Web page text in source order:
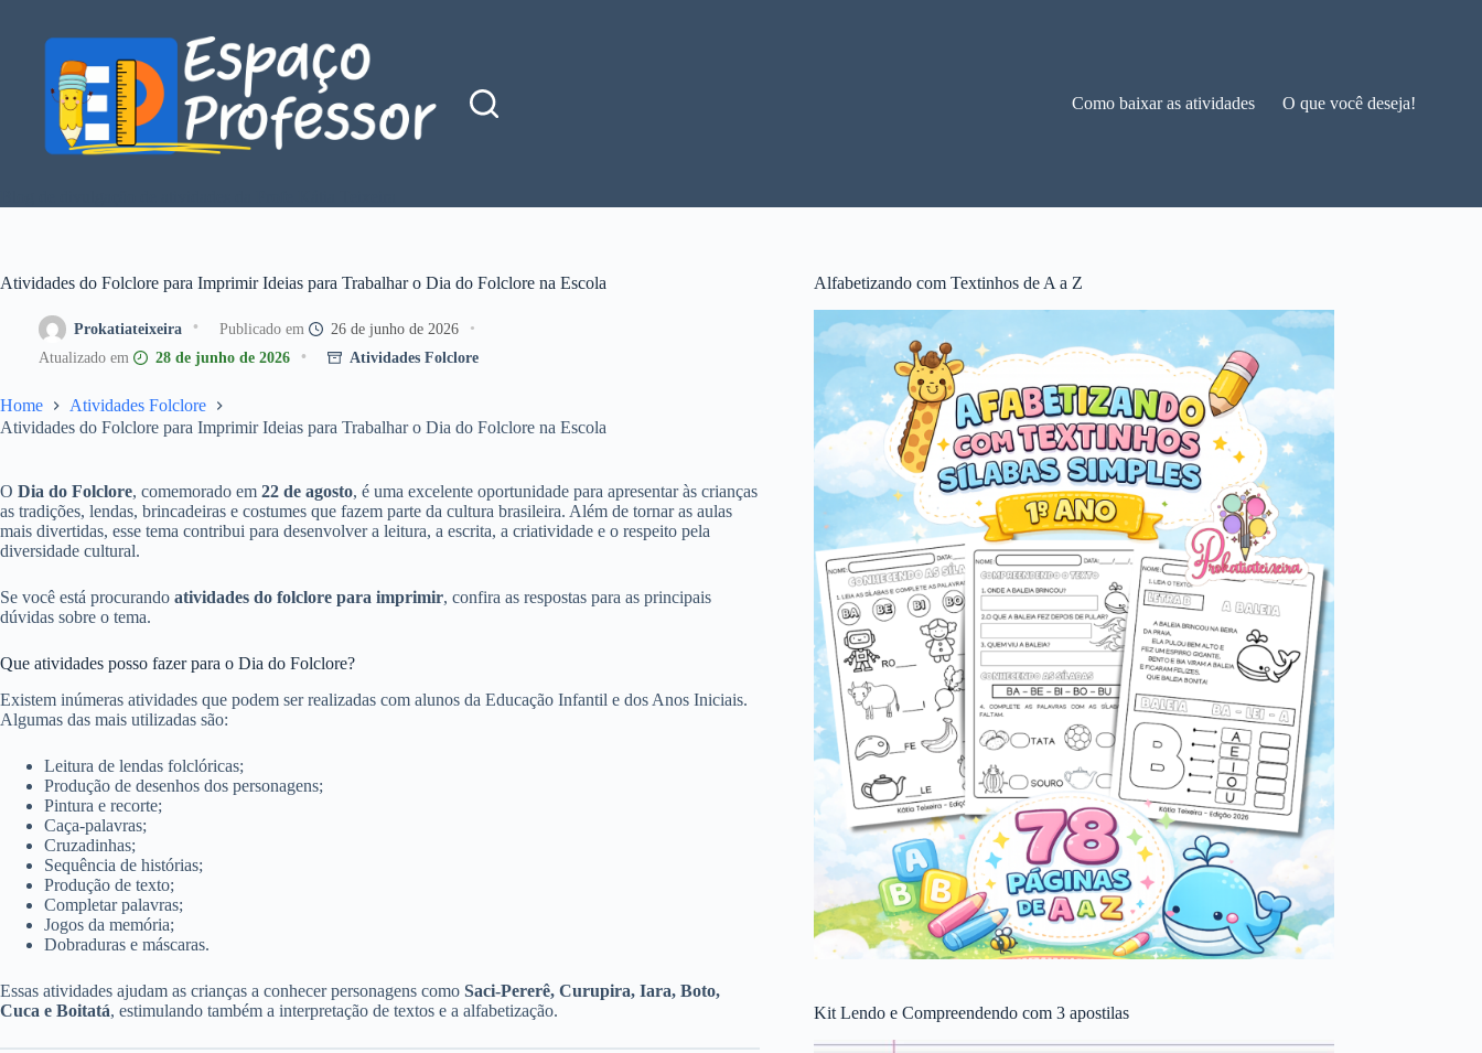
conteúdo
Como baixar as atividades O que você deseja!
Atividades do Folclore para Imprimir Ideias para Trabalhar o Dia do Folclore na Escola
Prokatiateixeira
26 de junho de 2026
28 de junho de 2026
Atividades Folclore
Home
Atividades Folclore
Atividades do Folclore para Imprimir Ideias para Trabalhar o Dia do Folclore na Escola
O Dia do Folclore, comemorado em 22 de agosto, é uma excelente oportunidade para apresentar às crianças
as tradições, lendas, brincadeiras e costumes que fazem parte da cultura brasileira. Além de tornar as aulas
mais divertidas, esse tema contribui para desenvolver a leitura, a escrita, a criatividade e o respeito pela
diversidade cultural.
Se você está procurando atividades do folclore para imprimir, confira as respostas para as principais
dúvidas sobre o tema.
Que atividades posso fazer para o Dia do Folclore?
Existem inúmeras atividades que podem ser realizadas com alunos da Educação Infantil e dos Anos Iniciais.
Algumas das mais utilizadas são:
Leitura de lendas folclóricas;
Produção de desenhos dos personagens;
Pintura e recorte;
Caça-palavras;
Cruzadinhas;
Sequência de histórias;
Produção de texto;
Completar palavras;
Jogos da memória;
Dobraduras e máscaras.
Essas atividades ajudam as crianças a conhecer personagens como Saci-Pererê, Curupira, Iara, Boto,
Cuca e Boitatá, estimulando também a interpretação de textos e a alfabetização.
Alfabetizando com Textinhos de A a Z
Kit Lendo e Compreendendo com 3 apostilas